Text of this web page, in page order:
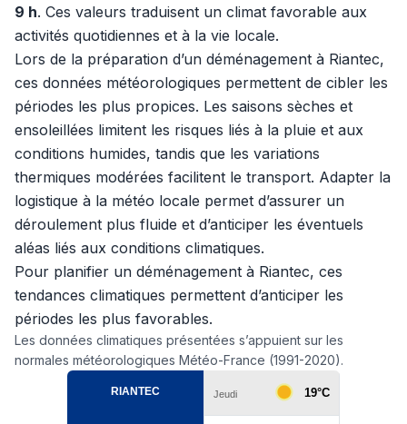
9 h. Ces valeurs traduisent un climat favorable aux
activités quotidiennes et à la vie locale.
Lors de la préparation d’un déménagement à Riantec,
ces données météorologiques permettent de cibler les
périodes les plus propices. Les saisons sèches et
ensoleillées limitent les risques liés à la pluie et aux
conditions humides, tandis que les variations
thermiques modérées facilitent le transport. Adapter la
logistique à la météo locale permet d’assurer un
déroulement plus fluide et d’anticiper les éventuels
aléas liés aux conditions climatiques.
Pour planifier un déménagement à Riantec, ces
tendances climatiques permettent d’anticiper les
périodes les plus favorables.
Les données climatiques présentées s’appuient sur les
normales météorologiques Météo-France (1991-2020).